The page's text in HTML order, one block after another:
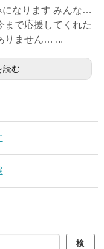
なります みんな…
まで応援してくれた
りません… ...
読む
検